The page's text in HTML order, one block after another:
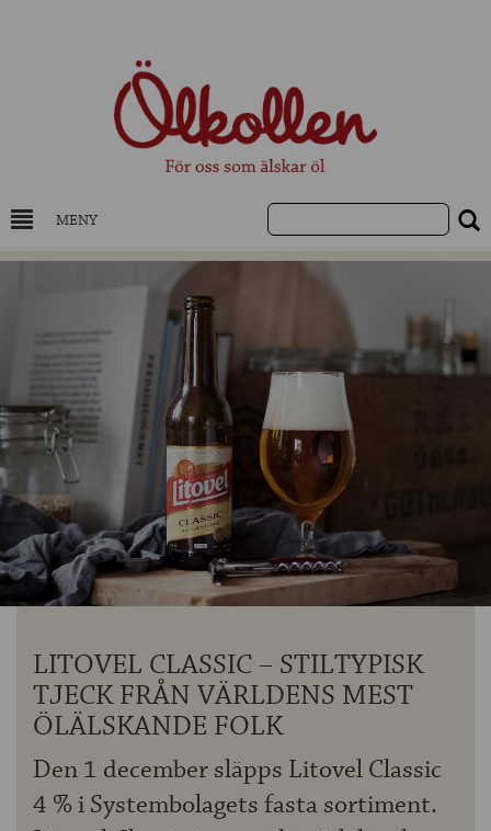
MENY
DRYCKESKUNSKAP
NYHETER
UTVALDA ÖL
UTVALDA CIDER
UTVALDA DESTILLAT
OM ÖLKOLLEN
KONTAKTA OSS
LITOVEL CLASSIC – STILTYPISK
TJECK FRÅN VÄRLDENS MEST
ÖLÄLSKANDE FOLK
Den 1 december släpps Litovel Classic
4 % i Systembolagets fasta sortiment.